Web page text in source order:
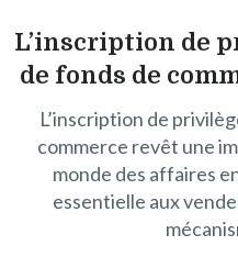
L’inscription de
de fonds de
L’inscription de
commerce revêt une
monde des affaires
essentielle aux